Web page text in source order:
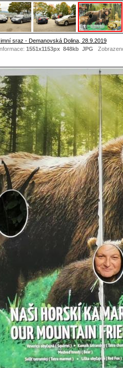
sraz - Demanovská Dolina, 28.9.2019
1551x1153px 848kb JPG